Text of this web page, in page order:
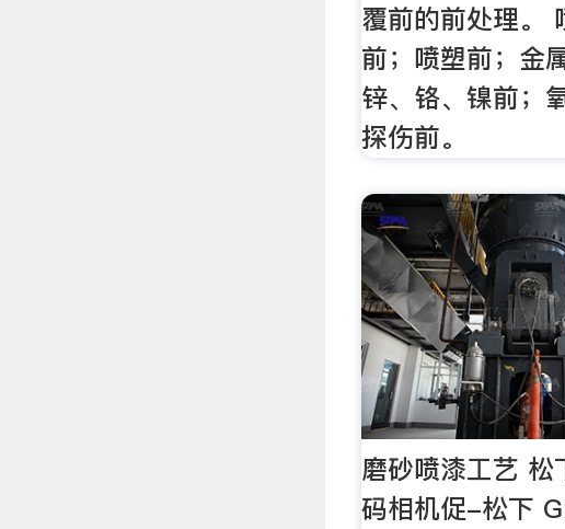
覆前的前处理。
前；喷塑前；金
锌、铬、镍前；
探伤前。
磨砂喷漆工艺 松
码相机促-松下